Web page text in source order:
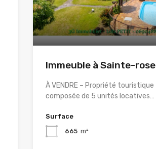
Immeuble à Sainte-rose
À VENDRE – Propriété touristique
composée de 5 unités locatives…
Surface
665 m²